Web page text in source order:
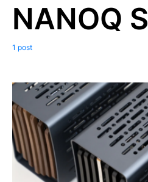
NANOQ S
1 post